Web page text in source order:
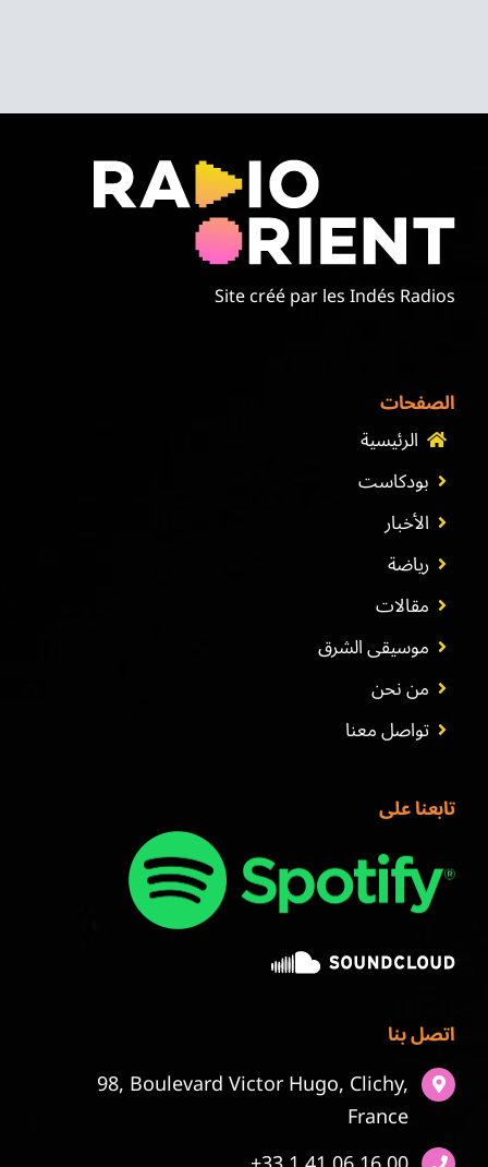
Site créé par les Indés Radios
الصفحات
الرئيسية
بودكاست
الأخبار
رياضة
مقالات
موسيقى الشرق
من نحن
تواصل معنا
تابعنا على
اتصل بنا
98, Boulevard Victor Hugo, Clichy,
France